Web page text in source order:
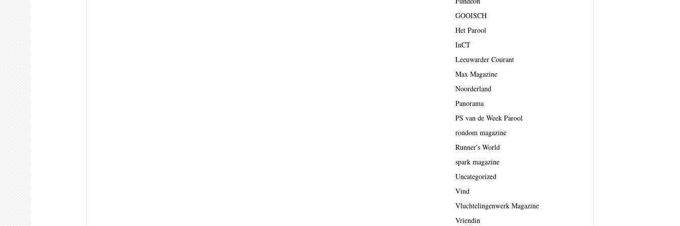
GOOISCH
Het Parool
InCT
Leeuwarder Courant
Max Magazine
Noorderland
Panorama
PS van de Week Parool
rondom magazine
Runner's World
spark magazine
Uncategorized
Vind
Vluchtelingenwerk Magazine
Vriendin